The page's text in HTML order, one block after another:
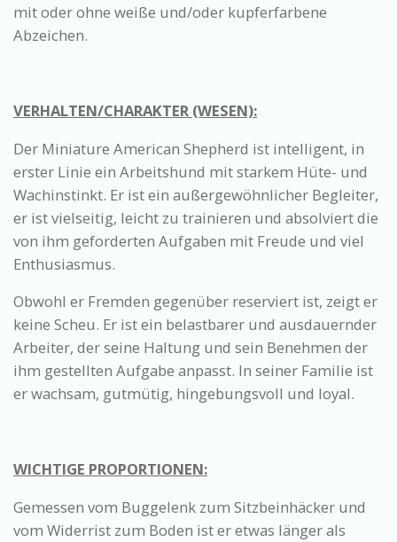
mit oder ohne weiße und/oder kupferfarbene
Abzeichen.
VERHALTEN/CHARAKTER (WESEN):
Der Miniature American Shepherd ist intelligent, in
erster Linie ein Arbeitshund mit starkem Hüte- und
Wachinstinkt. Er ist ein außergewöhnlicher Begleiter,
er ist vielseitig, leicht zu trainieren und absolviert die
von ihm geforderten Aufgaben mit Freude und viel
Enthusiasmus.
Obwohl er Fremden gegenüber reserviert ist, zeigt er
keine Scheu. Er ist ein belastbarer und ausdauernder
Arbeiter, der seine Haltung und sein Benehmen der
ihm gestellten Aufgabe anpasst. In seiner Familie ist
er wachsam, gutmütig, hingebungsvoll und loyal.
WICHTIGE PROPORTIONEN:
​Gemessen vom Buggelenk zum Sitzbeinhäcker und
vom Widerrist zum Boden ist er etwas länger als